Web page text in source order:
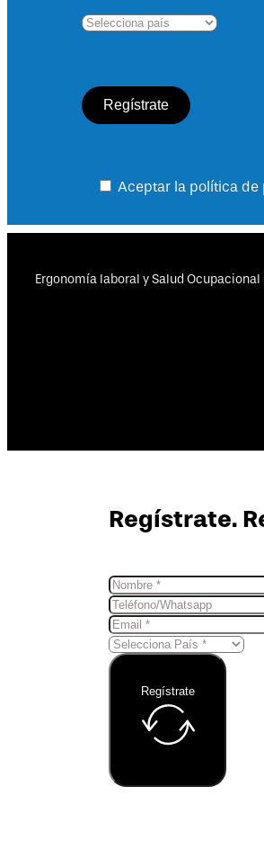
Aceptar la política de
Ergonomía laboral y Salud Ocupacional
Regístrate.
Regístrate